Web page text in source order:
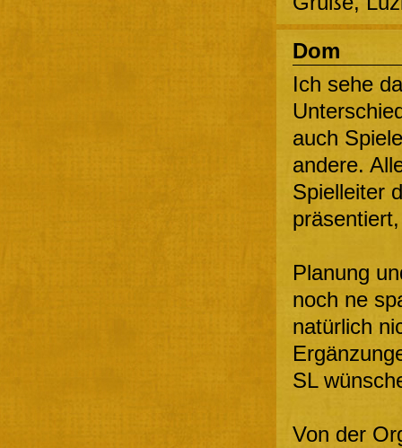
Dom
Ich sehe
auch
andere.
Spielleiter
Planung
noch ne
natürlich
SL
Von der